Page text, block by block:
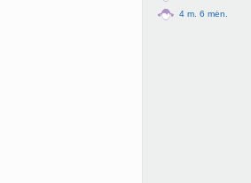
4 m. 6 mėn.